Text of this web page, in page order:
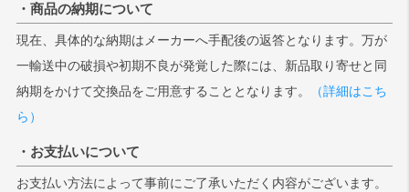
・商品の納期について
現在、具体的な納期はメーカーへ手配後の返答となります。万が
一輸送中の破損や初期不良が発覚した際には、新品取り寄せと同
納期をかけて交換品をご用意することとなります。
（詳細はこち
ら）
・お支払いについて
お支払い方法によって事前にご了承いただく内容がございます。